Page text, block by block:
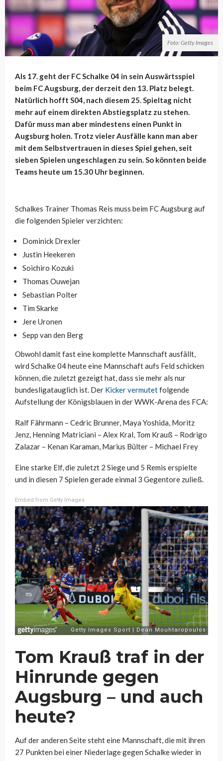
Foto: Getty Images
Als 17. geht der FC Schalke 04 in sein Auswärtsspiel
beim FC Augsburg, der derzeit den 13. Platz belegt.
Natürlich hofft S04, nach diesem 25. Spieltag nicht
mehr auf einem direkten Abstiegsplatz zu stehen.
Dafür muss man aber mindestens einen Punkt in
Augsburg holen. Trotz vieler Ausfälle kann man aber
mit dem Selbstvertrauen in dieses Spiel gehen, seit
sieben Spielen ungeschlagen zu sein. So könnten beide
Teams heute um 15.30 Uhr beginnen.
Schalkes Trainer Thomas Reis muss beim FC Augsburg auf
die folgenden Spieler verzichten:
Dominick Drexler
Justin Heekeren
Soichiro Kozuki
Thomas Ouwejan
Sebastian Polter
Tim Skarke
Jere Uronen
Sepp van den Berg
Obwohl damit fast eine komplette Mannschaft ausfällt,
wird Schalke 04 heute eine Mannschaft aufs Feld schicken
können, die zuletzt gezeigt hat, dass sie mehr als nur
bundesligatauglich ist. Der Kicker vermutetfolgende
Aufstellung der Königsblauen in der WWK-Arena des FCA:
Ralf Fährmann – Cedric Brunner, Maya Yoshida, Moritz
Jenz, Henning Matriciani – Alex Kral, Tom Krauß – Rodrigo
Zalazar – Kenan Karaman, Marius Bülter – Michael Frey
Eine starke Elf, die zuletzt 2 Siege und 5 Remis erspielte
und in diesen 7 Spielen gerade einmal 3 Gegentore zuließ.
Embed from Getty Images
Tom Krauß traf in der
Hinrunde gegen
Augsburg – und auch
heute?
Auf der anderen Seite steht eine Mannschaft, die mit ihren
27 Punkten bei einer Niederlage gegen Schalke wieder in